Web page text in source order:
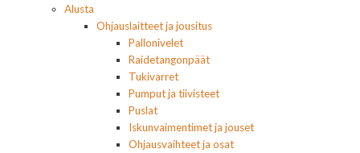
Alusta
Ohjauslaitteet ja jousitus
Pallonivelet
Raidetangonpäät
Tukivarret
Pumput ja tiivisteet
Puslat
Iskunvaimentimet ja jouset
Ohjausvaihteet ja osat